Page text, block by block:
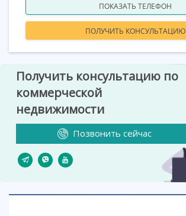
ПОКАЗАТЬ ТЕЛЕФОН
ПОЛУЧИТЬ КОНСУЛЬТАЦИЮ
Получить консультацию по
коммерческой
недвижимости
Позвонить сейчас